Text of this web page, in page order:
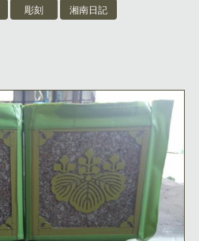
彫刻
湘南日記